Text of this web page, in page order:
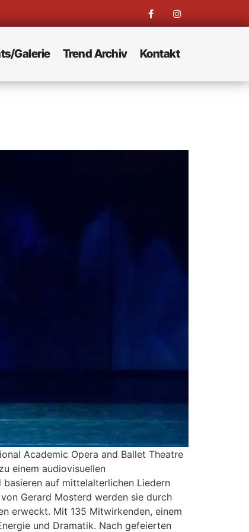
Galerie Trend Archiv Kontakt
Academic Opera and Ballet Theatre
einem audiovisuellen
basieren auf mittelalterlichen Liedern
Gerard Mosterd werden sie durch
erweckt. Mit 135 Mitwirkenden, einem
und Dramatik. Nach gefeierten